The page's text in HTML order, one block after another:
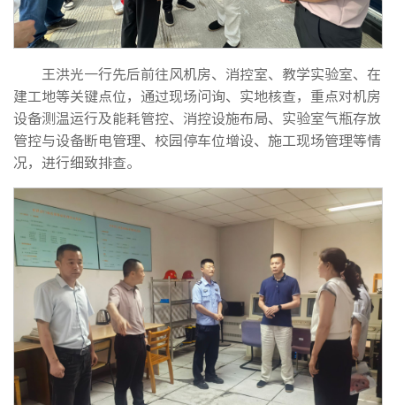
王洪光一行先后前往风机房、消控室、教学实验室、在
建工地等关键点位，通过现场问询、实地核查，重点对机房
设备测温运行及能耗管控、消控设施布局、实验室气瓶存放
管控与设备断电管理、校园停车位增设、施工现场管理等情
况，进行细致排查。